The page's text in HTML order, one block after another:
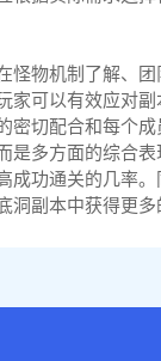
怪物机制了解、
家可以有效应对
切配合和每个成
是多方面的综合
功通关的几率。
副本中获得更多